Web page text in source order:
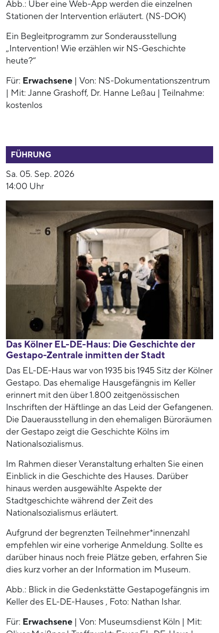
Abb.: Über eine Web-App werden die einzelnen
Stationen der Intervention erläutert. (NS-DOK)
Ein Begleitprogramm zur Sonderausstellung
„Intervention! Wie erzählen wir NS-Geschichte
heute?“
Für: Erwachsene | Von: NS-Dokumentationszentrum
| Mit: Janne Grashoff, Dr. Hanne Leßau | Teilnahme:
kostenlos
FÜHRUNG
Sa. 05. Sep. 2026
14:00 Uhr
Das Kölner EL-DE-Haus: Die Geschichte der
Gestapo-Zentrale inmitten der Stadt
Das EL-DE-Haus war von 1935 bis 1945 Sitz der Kölner
Gestapo. Das ehemalige Hausgefängnis im Keller
erinnert mit den über 1.800 zeitgenössischen
Inschriften der Häftlinge an das Leid der Gefangenen.
Die Dauerausstellung in den ehemaligen Büroräumen
der Gestapo zeigt die Geschichte Kölns im
Nationalsozialismus.
Im Rahmen dieser Veranstaltung erhalten Sie einen
Einblick in die Geschichte des Hauses. Darüber
hinaus werden ausgewählte Aspekte der
Stadtgeschichte während der Zeit des
Nationalsozialismus erläutert.
Aufgrund der begrenzten Teilnehmer*innenzahl
empfehlen wir eine vorherige Anmeldung. Sollte es
darüber hinaus noch freie Plätze geben, erfahren Sie
dies kurz vorher an der Information im Museum.
Abb.: Blick in die Gedenkstätte Gestapogefängnis im
Keller des EL-DE-Hauses , Foto: Nathan Ishar.
Für: Erwachsene | Von: Museumsdienst Köln | Mit: